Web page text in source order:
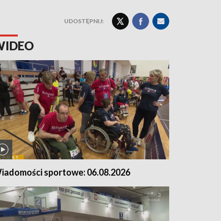
UDOSTĘPNIJ:
sportowe: 06.08.2026